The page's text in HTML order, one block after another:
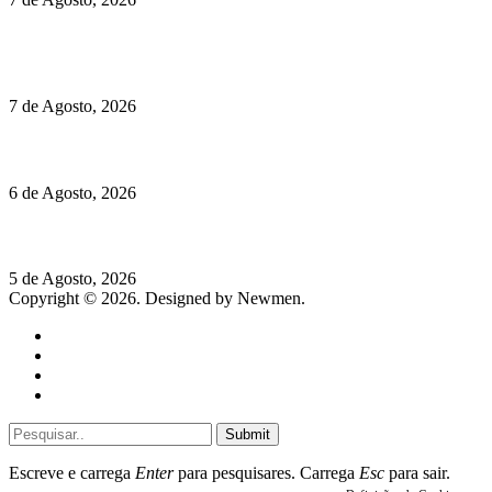
7 de Agosto, 2026
6 de Agosto, 2026
5 de Agosto, 2026
Copyright © 2026. Designed by Newmen.
Submit
Escreve e carrega Enterpara pesquisares. Carrega Esc para sair.